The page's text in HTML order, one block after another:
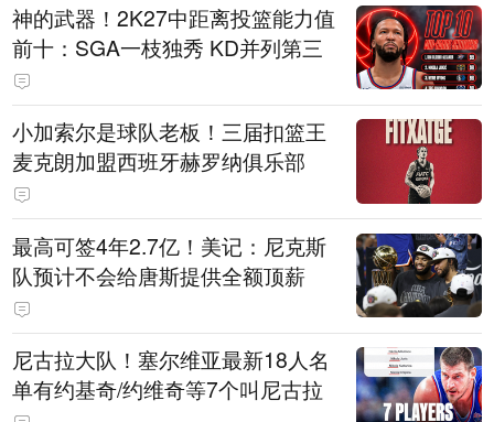
神的武器！2K27中距离投篮能力值
前十：SGA一枝独秀 KD并列第三
小加索尔是球队老板！三届扣篮王
麦克朗加盟西班牙赫罗纳俱乐部
最高可签4年2.7亿！美记：尼克斯
队预计不会给唐斯提供全额顶薪
尼古拉大队！塞尔维亚最新18人名
单有约基奇/约维奇等7个叫尼古拉